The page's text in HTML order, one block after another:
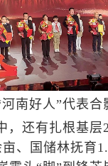
好人”代表合
还有扎根基层
、国储林抚育